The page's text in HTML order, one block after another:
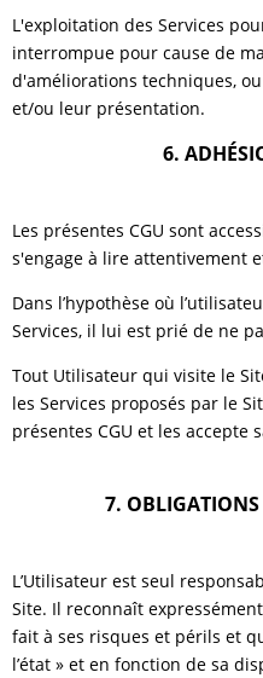
L'exploitation des Services
interrompue pour cause de
d'améliorations techniques,
et/ou leur présentation.
6.
Les présentes CGU sont
s'engage à lire attentivement
Dans l’hypothèse où
Services, il lui est prié de ne
Tout Utilisateur qui visite le
les Services proposés par le
présentes CGU et les accepte
7. OBLIGATIONS
L’Utilisateur est seul
Site. Il reconnaît
fait à ses risques et périls et
l’état » et en fonction de sa